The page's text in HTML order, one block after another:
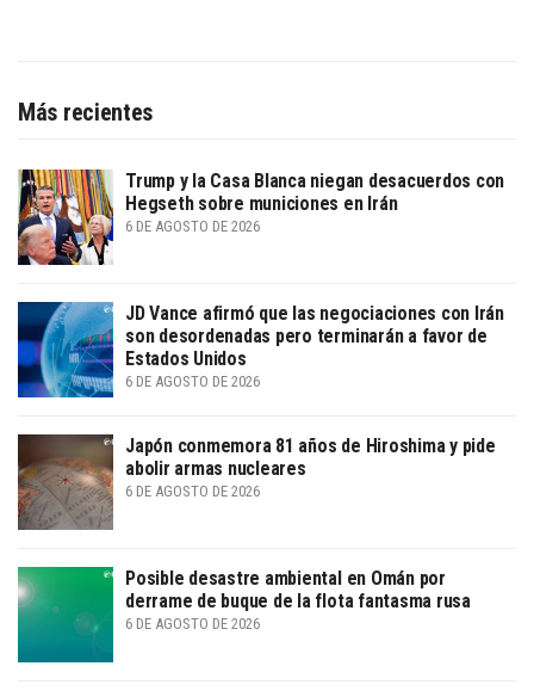
Más recientes
Trump y la Casa Blanca niegan desacuerdos con
Hegseth sobre municiones en Irán
6 DE AGOSTO DE 2026
JD Vance afirmó que las negociaciones con Irán
son desordenadas pero terminarán a favor de
Estados Unidos
6 DE AGOSTO DE 2026
Japón conmemora 81 años de Hiroshima y pide
abolir armas nucleares
6 DE AGOSTO DE 2026
Posible desastre ambiental en Omán por
derrame de buque de la flota fantasma rusa
6 DE AGOSTO DE 2026